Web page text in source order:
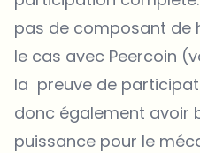
pas de composant de
le cas avec Peercoin
la preuve de
donc également avoir
puissance pour le